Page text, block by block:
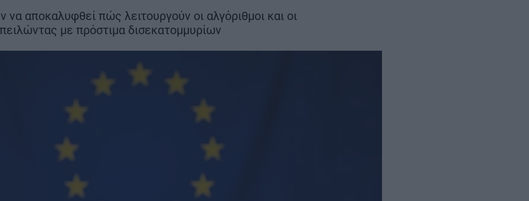
αεροδρόμιο να λειτουργεί
κανονικά τον Νοέμβριο του
2028
να αποκαλυφθεί πώς λειτουργούν οι αλγόριθμοι και οι
με πρόστιμα δισεκατομμυρίων